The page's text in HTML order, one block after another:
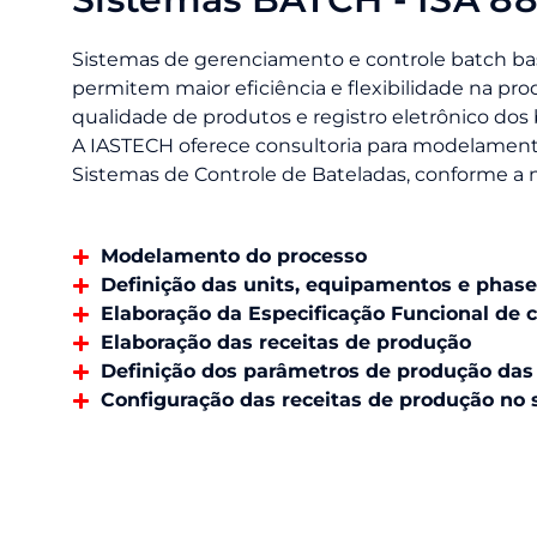
Sistemas de gerenciamento e controle batch
permitem maior eficiência e flexibilidade na
qualidade de produtos e registro eletrônico dos
A IASTECH oferece consultoria para
Sistemas de Controle de Bateladas, conforme a
Modelamento do processo
Definição das units, equipamentos e
Elaboração da Especificação Funcional de
Elaboração das receitas de produção
Definição dos parâmetros de produção
Configuração das receitas de produção no